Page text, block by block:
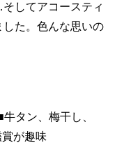
してアコースティ
た。⾊んな思いの
タン、梅⼲し、
が趣味